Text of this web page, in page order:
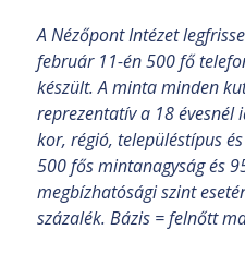
A Nézőpont Intézet
február 11-én 500 fő
készült. A minta minden
reprezentatív a 18 évesnél
kor, régió, településtípus
500 fős mintanagyság és
megbízhatósági szint
százalék. Bázis = felnőtt